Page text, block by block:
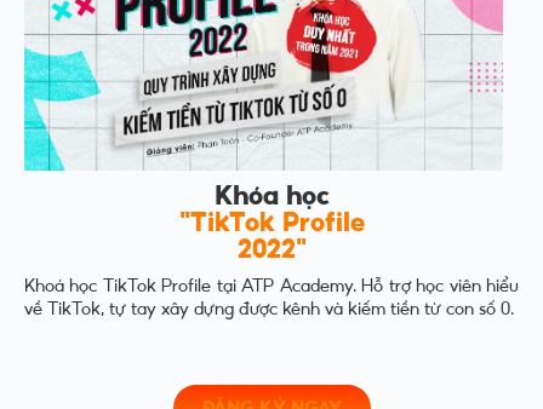
Khóa học
"TikTok Profile
2022"
Khoá học TikTok Profile tại ATP Academy. Hỗ trợ học viên hiểu
về TikTok, tự tay xây dựng được kênh và kiếm tiền từ con số 0.